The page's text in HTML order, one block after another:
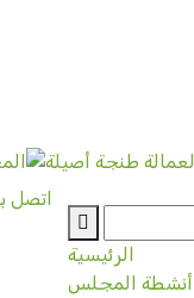
الرئيسية
أنشطة المجلس
اتصل